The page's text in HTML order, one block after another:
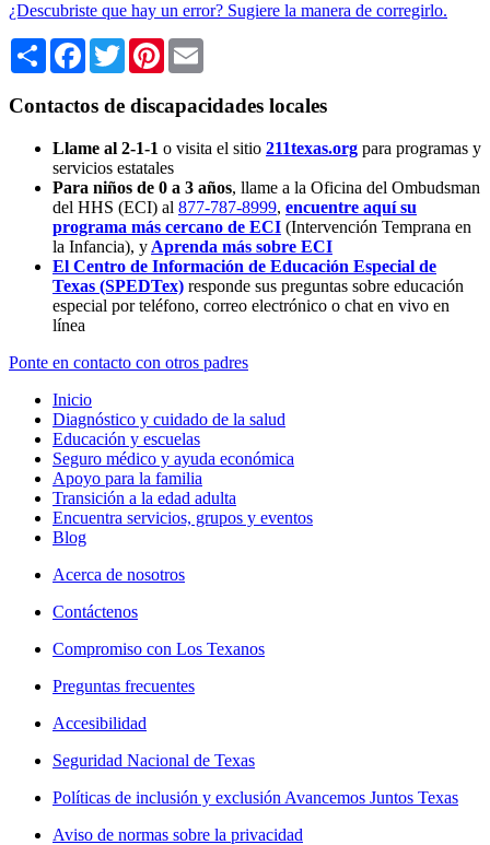
¿Descubriste que hay un error? Sugiere la manera de corregirlo.
Share Facebook
TwitterPinterest
Contactos de discapacidades locales
Llame al 2-1-1 o visita el sitio 211texas.org para programas y
servicios estatales
Para niños de 0 a 3 años, llame a la Oficina del Ombudsman
del HHS (ECI) al 877-787-8999, encuentre aquí su
programa más cercano de ECI (Intervención Temprana en
la Infancia), y Aprenda más sobre ECI
El Centro de Información de Educación Especial de
Texas (SPEDTex) responde sus preguntas sobre educación
especial por teléfono, correo electrónico o chat en vivo en
línea
Ponte en contacto con otros padres
Inicio
Diagnóstico y cuidado de la salud
Educación y escuelas
Seguro médico y ayuda económica
Apoyo para la familia
Transición a la edad adulta
Encuentra servicios, grupos y eventos
Blog
Acerca de nosotros
Contáctenos
Compromiso con Los Texanos
Preguntas frecuentes
Accesibilidad
Seguridad Nacional de Texas
Políticas de inclusión y exclusión Avancemos Juntos Texas
Aviso de normas sobre la privacidad